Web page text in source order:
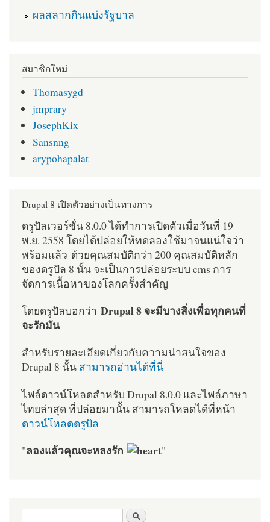
ผลสลากกินแบ่งรัฐบาล
สมาชิกใหม่
Thomasygd
jmprary
JosephKix
Sansnng
arypohapalat
Drupal 8 เปิดตัวอย่างเป็นทางการ
ดรูปัลเวอร์ชั่น 8.0.0 ได้ทำการเปิดตัวเมื่อวันที่ 19
พ.ย. 2558 โดยได้ปล่อยให้ทดลองใช้มาจนแน่ใจว่า
พร้อมแล้ว ด้วยคุณสมบัติกว่า 200 คุณสมบัติหลัก
ของดรูปัล 8 นั้น จะเป็นการปล่อยระบบ cms การ
จัดการเนื้อหาของโลกครั้งสำคัญ
โดยดรูปัลบอกว่า Drupal 8 จะมีบางสิ่งเพื่อทุกคนที่
จะรักมัน
สำหรับรายละเอียดเกี่ยวกับความน่าสนใจของ
Drupal 8 นั้น สามารถอ่านได้ที่นี่
ไฟล์ดาวน์โหลดสำหรับ Drupal 8.0.0 และไฟล์ภาษา
ไทยล่าสุด ที่ปล่อยมานั้น สามารถโหลดได้ที่หน้า
ดาวน์โหลดดรูปัล
"ลองแล้วคุณจะหลงรัก "
ฟอร์มค้นหา